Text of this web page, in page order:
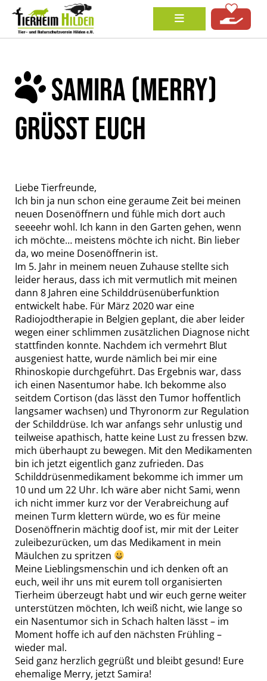
SAMIRA (MERRY)
GRÜSST EUCH
Liebe Tierfreunde,
Ich bin ja nun schon eine geraume Zeit bei meinen
neuen Dosenöffnern und fühle mich dort auch
seeeehr wohl. Ich kann in den Garten gehen, wenn
ich möchte… meistens möchte ich nicht. Bin lieber
da, wo meine Dosenöffnerin ist.
Im 5. Jahr in meinem neuen Zuhause stellte sich
leider heraus, dass ich mit vermutlich mit meinen
dann 8 Jahren eine Schilddrüsenüberfunktion
entwickelt habe. Für März 2020 war eine
Radiojodtherapie in Belgien geplant, die aber leider
wegen einer schlimmen zusätzlichen Diagnose nicht
stattfinden konnte. Nachdem ich vermehrt Blut
ausgeniest hatte, wurde nämlich bei mir eine
Rhinoskopie durchgeführt. Das Ergebnis war, dass
ich einen Nasentumor habe. Ich bekomme also
seitdem Cortison (das lässt den Tumor hoffentlich
langsamer wachsen) und Thyronorm zur Regulation
der Schilddrüse. Ich war anfangs sehr unlustig und
teilweise apathisch, hatte keine Lust zu fressen bzw.
mich überhaupt zu bewegen. Mit den Medikamenten
bin ich jetzt eigentlich ganz zufrieden. Das
Schilddrüsenmedikament bekomme ich immer um
10 und um 22 Uhr. Ich wäre aber nicht Sami, wenn
ich nicht immer kurz vor der Verabreichung auf
meinen Turm klettern würde, wo es für meine
Dosenöffnerin mächtig doof ist, mir mit der Leiter
zuleibezurücken, um das Medikament in mein
Mäulchen zu spritzen
Meine Lieblingsmenschin und ich denken oft an
euch, weil ihr uns mit eurem toll organisierten
Tierheim überzeugt habt und wir euch gerne weiter
unterstützen möchten, Ich weiß nicht, wie lange so
ein Nasentumor sich in Schach halten lässt – im
Moment hoffe ich auf den nächsten Frühling –
wieder mal.
Seid ganz herzlich gegrüßt und bleibt gesund! Eure
ehemalige Merry, jetzt Samira!